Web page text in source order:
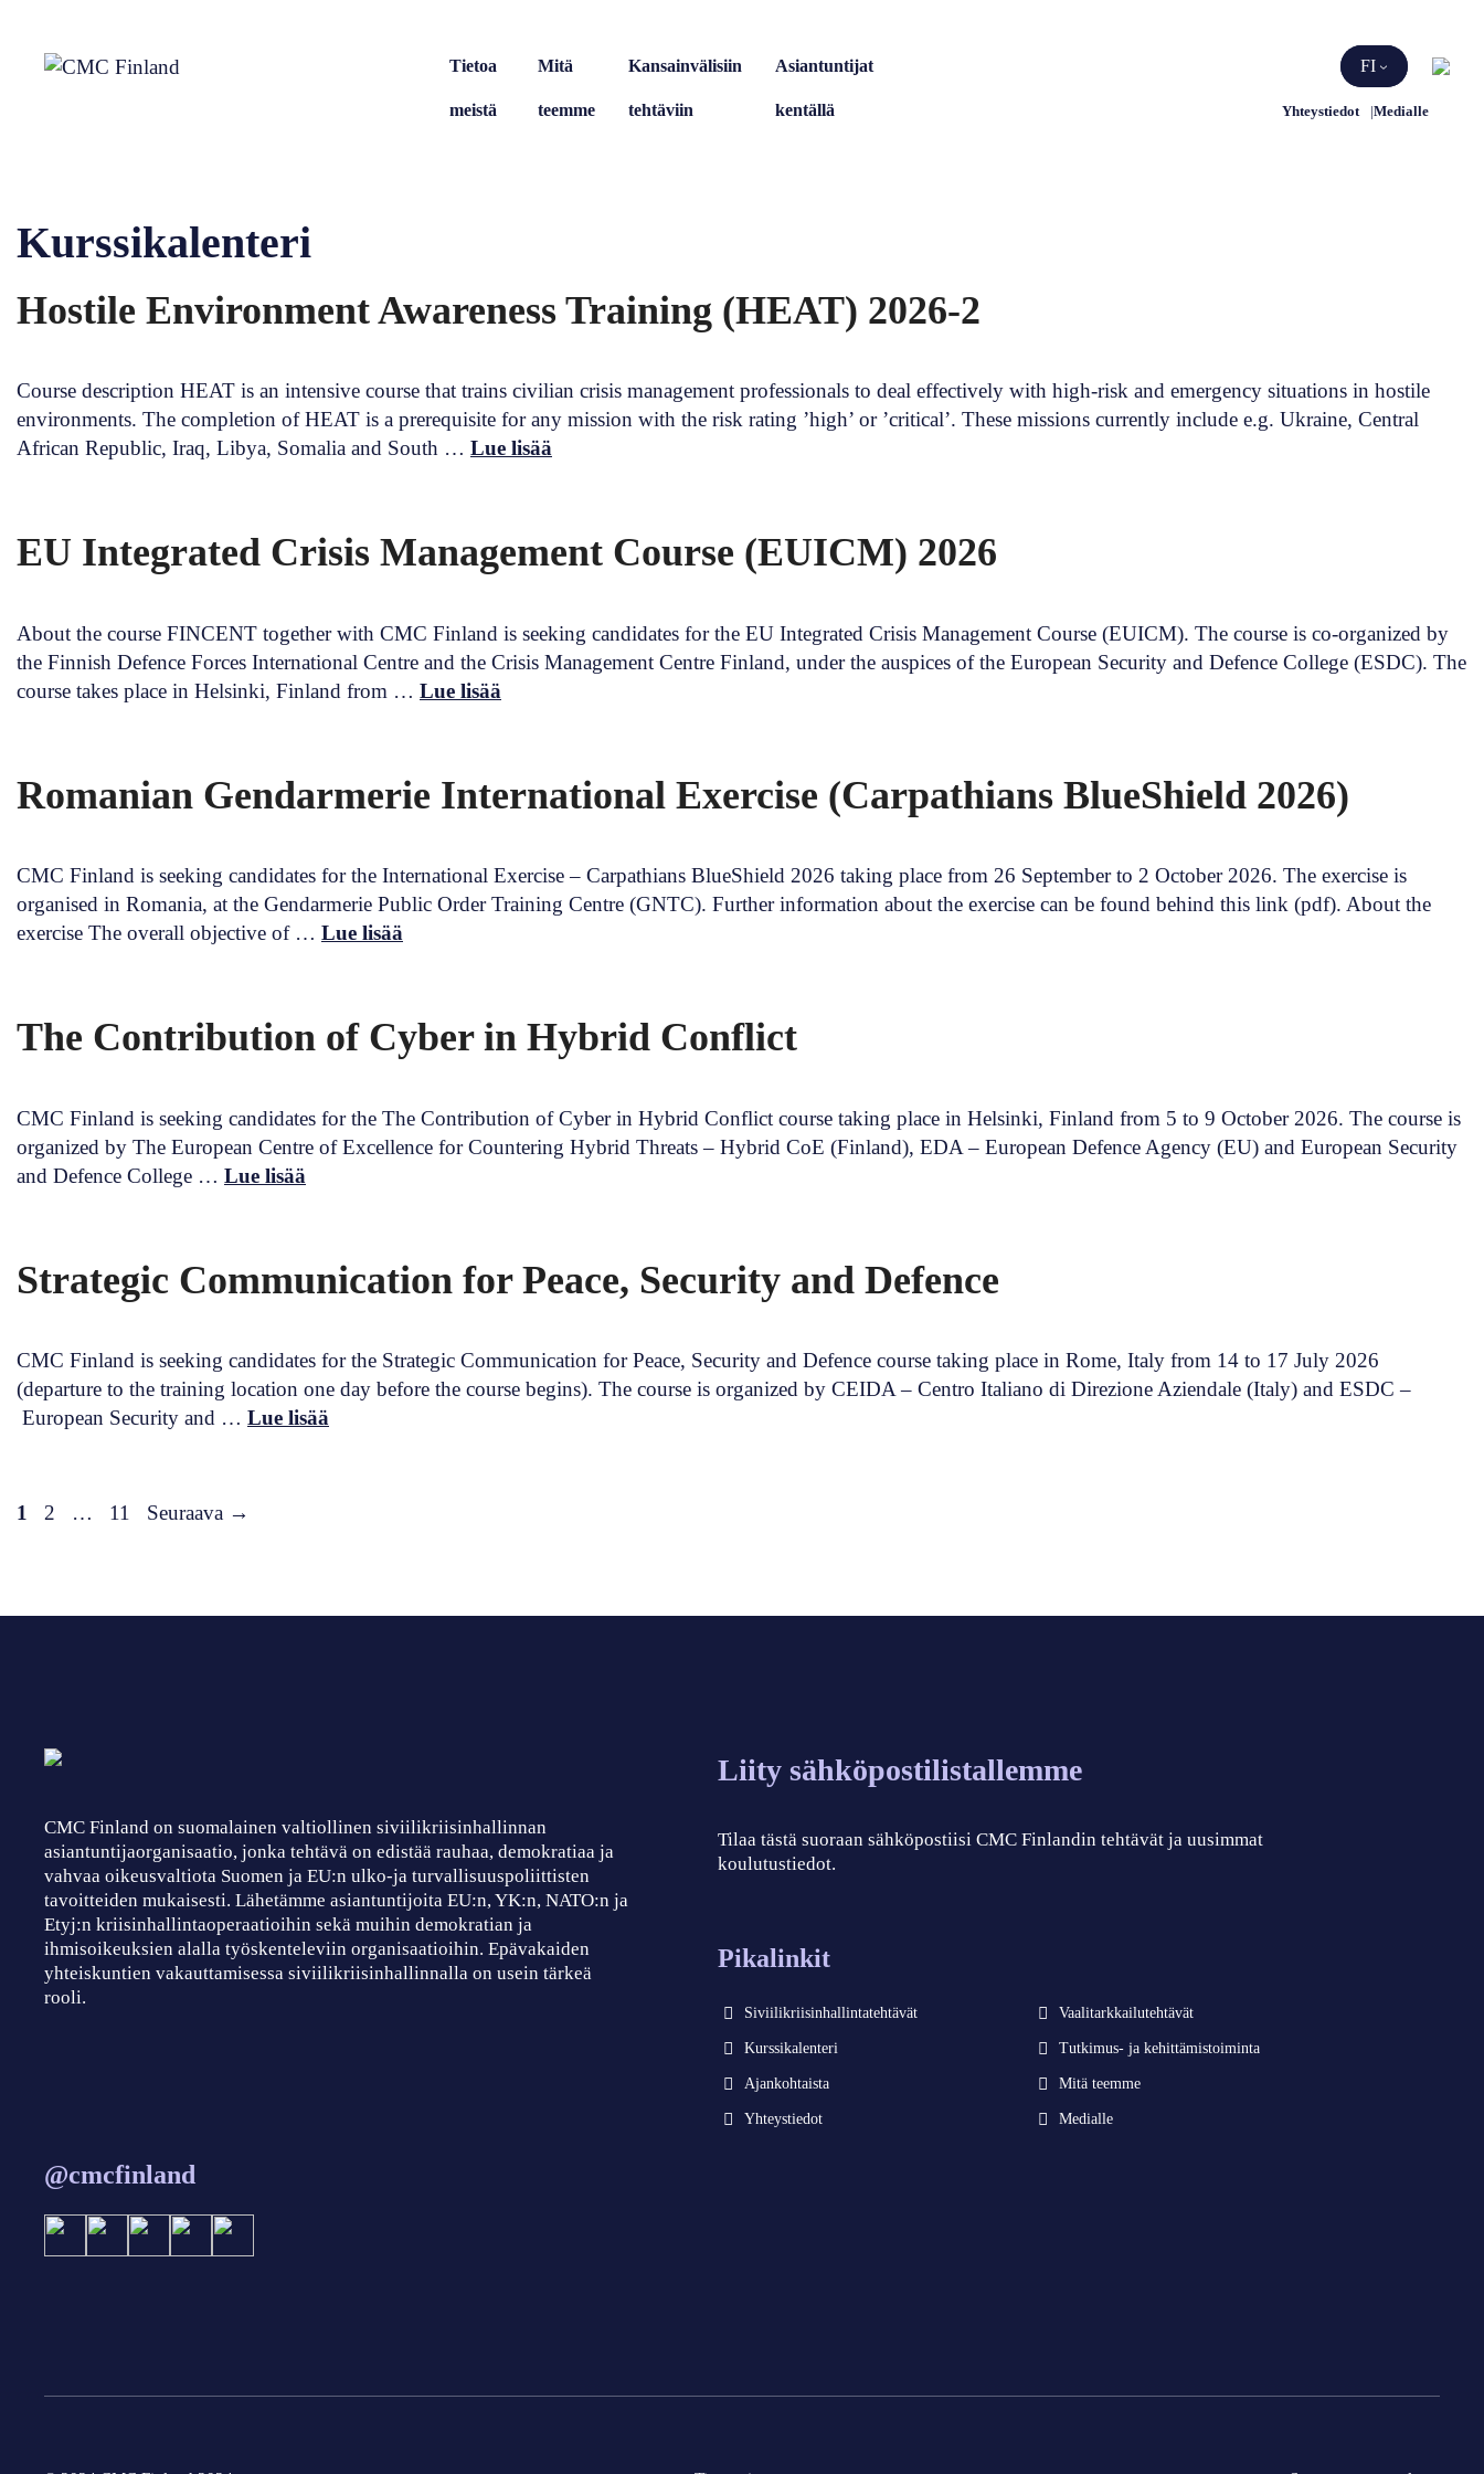
Tietoa
meistä
Mitä
teemme
Kansainvälisiin
tehtäviin
Asiantuntijat
kentällä Yhteystiedot Medialle
FI
Kurssikalenteri
Hostile Environment Awareness Training (HEAT) 2026-2
Course description HEAT is an intensive course that trains civilian crisis management professionals to deal effectively with high-risk and emergency situations in hostile
environments. The completion of HEAT is a prerequisite for any mission with the risk rating ’high’ or ’critical’. These missions currently include e.g. Ukraine, Central
African Republic, Iraq, Libya, Somalia and South … Lue lisää
EU Integrated Crisis Management Course (EUICM) 2026
About the course FINCENT together with CMC Finland is seeking candidates for the EU Integrated Crisis Management Course (EUICM). The course is co-organized by
the Finnish Defence Forces International Centre and the Crisis Management Centre Finland, under the auspices of the European Security and Defence College (ESDC). The
course takes place in Helsinki, Finland from … Lue lisää
Romanian Gendarmerie International Exercise (Carpathians BlueShield 2026)
CMC Finland is seeking candidates for the International Exercise – Carpathians BlueShield 2026 taking place from 26 September to 2 October 2026. The exercise is
organised in Romania, at the Gendarmerie Public Order Training Centre (GNTC). Further information about the exercise can be found behind this link (pdf). About the
exercise The overall objective of … Lue lisää
The Contribution of Cyber in Hybrid Conflict
CMC Finland is seeking candidates for the The Contribution of Cyber in Hybrid Conflict course taking place in Helsinki, Finland from 5 to 9 October 2026. The course is
organized by The European Centre of Excellence for Countering Hybrid Threats – Hybrid CoE (Finland), EDA – European Defence Agency (EU) and European Security
and Defence College … Lue lisää
Strategic Communication for Peace, Security and Defence
CMC Finland is seeking candidates for the Strategic Communication for Peace, Security and Defence course taking place in Rome, Italy from 14 to 17 July 2026
(departure to the training location one day before the course begins). The course is organized by CEIDA – Centro Italiano di Direzione Aziendale (Italy) and ESDC –
European Security and … Lue lisää
Sivu
1 Sivu
2 … Sivu
11 Seuraava →
CMC Finland on suomalainen valtiollinen siviilikriisinhallinnan
asiantuntijaorganisaatio, jonka tehtävä on edistää rauhaa, demokratiaa ja
vahvaa oikeusvaltiota Suomen ja EU:n ulko-ja turvallisuuspoliittisten
tavoitteiden mukaisesti. Lähetämme asiantuntijoita EU:n, YK:n, NATO:n ja
Etyj:n kriisinhallintaoperaatioihin sekä muihin demokratian ja
ihmisoikeuksien alalla työskenteleviin organisaatioihin. Epävakaiden
yhteiskuntien vakauttamisessa siviilikriisinhallinnalla on usein tärkeä
rooli.
Liity sähköpostilistallemme
Tilaa tästä suoraan sähköpostiisi CMC Finlandin tehtävät ja uusimmat
koulutustiedot.
Pikalinkit
Siviilikriisinhallintatehtävät Vaalitarkkailutehtävät
Kurssikalenteri Tutkimus- ja kehittämistoiminta
Ajankohtaista Mitä teemme
Yhteystiedot Medialle
@cmcfinland